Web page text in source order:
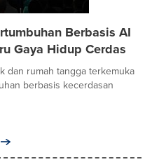
Berbasis AI
Gaya Hidup Cerdas
dan rumah tangga terkemuka
berbasis kecerdasan